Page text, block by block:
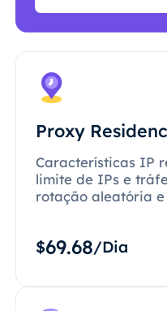
Proxy
Características IP
limite de IPs e
rotação aleatória e
$69.68/Dia